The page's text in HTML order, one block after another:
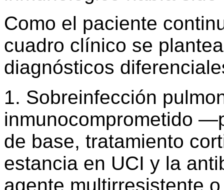
Como el paciente
cuadro clínico se
diagnósticos
1. Sobreinfección
inmunocomprometido
de base, tratamiento
estancia en UCI y la
agente multirresistente